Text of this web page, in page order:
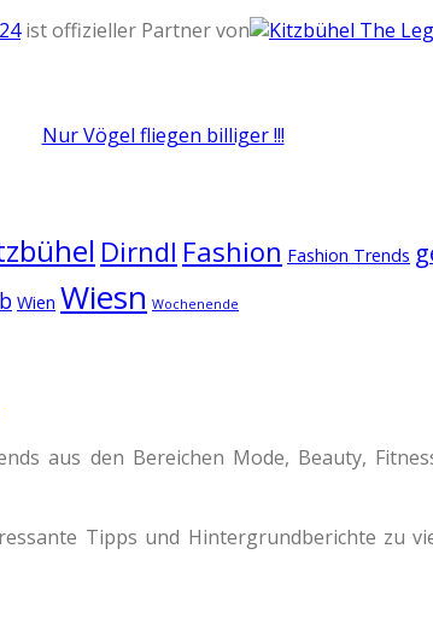
ist offizieller Partner von
Nur Vögel fliegen billiger !!!
Dirndl Fashion Fashion Trends
Wien Wiesn Wochenende
aus den Bereichen Mode, Beauty,
Tipps und Hintergrundberichte zu